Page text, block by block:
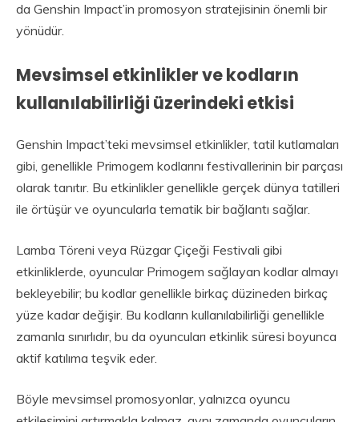
da Genshin Impact’in promosyon stratejisinin önemli bir
yönüdür.
Mevsimsel etkinlikler ve kodların
kullanılabilirliği üzerindeki etkisi
Genshin Impact’teki mevsimsel etkinlikler, tatil kutlamaları
gibi, genellikle Primogem kodlarını festivallerinin bir parçası
olarak tanıtır. Bu etkinlikler genellikle gerçek dünya tatilleri
ile örtüşür ve oyuncularla tematik bir bağlantı sağlar.
Lamba Töreni veya Rüzgar Çiçeği Festivali gibi
etkinliklerde, oyuncular Primogem sağlayan kodlar almayı
bekleyebilir; bu kodlar genellikle birkaç düzineden birkaç
yüze kadar değişir. Bu kodların kullanılabilirliği genellikle
zamanla sınırlıdır, bu da oyuncuları etkinlik süresi boyunca
aktif katılıma teşvik eder.
Böyle mevsimsel promosyonlar, yalnızca oyuncu